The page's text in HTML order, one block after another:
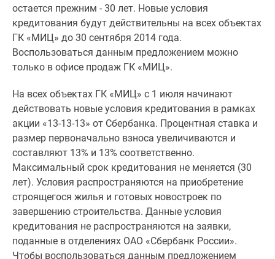
застройщики
Панорамы
новостроек
Видеообзор
новостроек
Экспертиза
новостроек
Экология
Москвы
Подмосковья
Студии
комнатные
комнатные
остается прежним - 30 лет. Новые условия
кредитования будут действительны на всех объектах
ГК «МИЦ» до 30 сентября 2014 года.
Воспользоваться данным предложением можно
только в офисе продаж ГК «МИЦ».
На всех объектах ГК «МИЦ» с 1 июля начинают
действовать новые условия кредитования в рамках
акции «13-13-13» от Сбербанка. Процентная ставка и
размер первоначально взноса увеличиваются и
составляют 13% и 13% соответственно.
Максимальный срок кредитования не меняется (30
лет). Условия распространяются на приобретение
строящегося жилья и готовых новостроек по
завершению строительства. Данные условия
кредитования не распространяются на заявки,
поданные в отделениях ОАО «Сбербанк России».
Чтобы воспользоваться данным предложением